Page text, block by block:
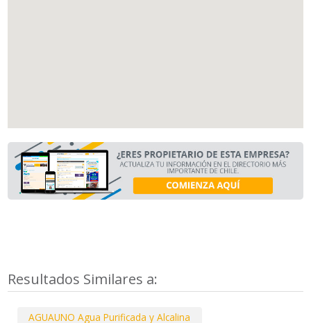
Resultados Similares a:
AGUAUNO Agua Purificada y Alcalina